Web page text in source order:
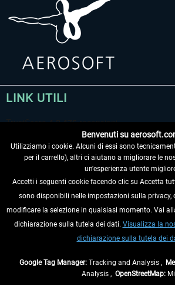
LINK UTILI
RECEDERE DAL CONTRATTO
INFORMAZIONI
Benvenuti su
Utilizziamo i cookie. Alcuni di essi sono
per il carrello), altri ci aiutano a migliorare le
un'esperienza utente
Accetti i seguenti cookie facendo clic su Accetta
sono disponibili nelle impostazioni sulla privacy,
modificare la selezione in qualsiasi momento. Vai
dichiarazione sulla tutela dei dati. Visualizza la
dichiarazione sulla tutela dei
Google Tag Manager: Tracking and Analysis ,
Analysis , OpenStreetMap: